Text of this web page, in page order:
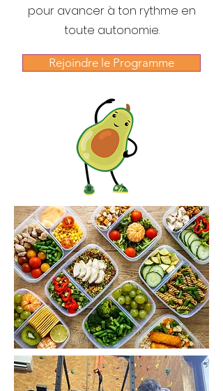
pour avancer à ton rythme en
toute autonomie.
Rejoindre le Programme